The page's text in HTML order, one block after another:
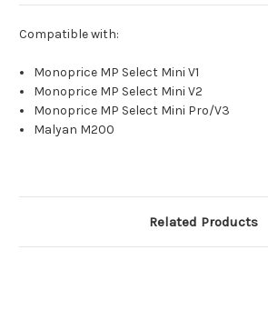
Compatible with:
Monoprice MP Select Mini V1
Monoprice MP Select Mini V2
Monoprice MP Select Mini Pro/V3
Malyan M200
Related Products